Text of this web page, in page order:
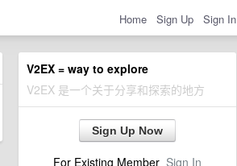
Home Sign Up Sign In
V2EX = way to explore
V2EX 是一个关于分享和探索的地方
Sign Up Now
For Existing Member Sign In